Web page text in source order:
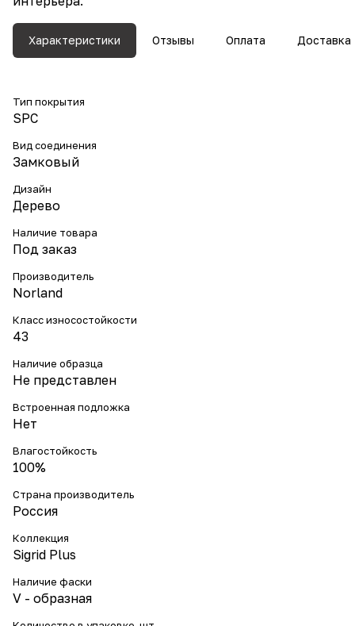
Характеристики Отзывы Оплата Доставка
Тип покрытия
SPC
Вид соединения
Замковый
Дизайн
Дерево
Наличие товара
Под заказ
Производитель
Norland
Класс износостойкости
43
Наличие образца
Не представлен
Встроенная подложка
Нет
Влагостойкость
100%
Страна производитель
Россия
Коллекция
Sigrid Plus
Наличие фаски
V - образная